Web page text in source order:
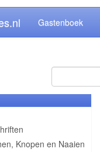
Gastenboek
Knopen en Naaien